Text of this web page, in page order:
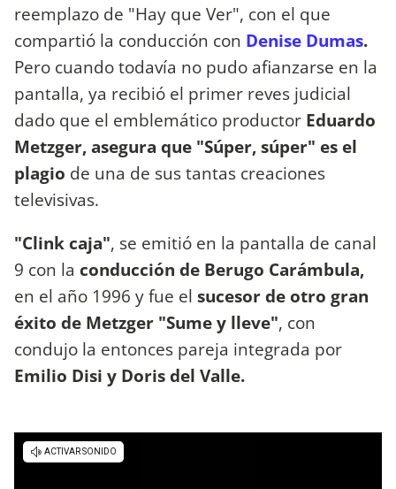
reemplazo de "Hay que Ver", con el que
compartió la conducción con Denise Dumas.
Pero cuando todavía no pudo afianzarse en la
pantalla, ya recibió el primer reves judicial
dado que el emblemático productor Eduardo
Metzger, asegura que "Súper, súper" es el
plagio de una de sus tantas creaciones
televisivas.
"Clink caja", se emitió en la pantalla de canal
9 con la conducción de Berugo Carámbula,
en el año 1996 y fue el sucesor de otro gran
éxito de Metzger "Sume y lleve", con
condujo la entonces pareja integrada por
Emilio Disi y Doris del Valle.